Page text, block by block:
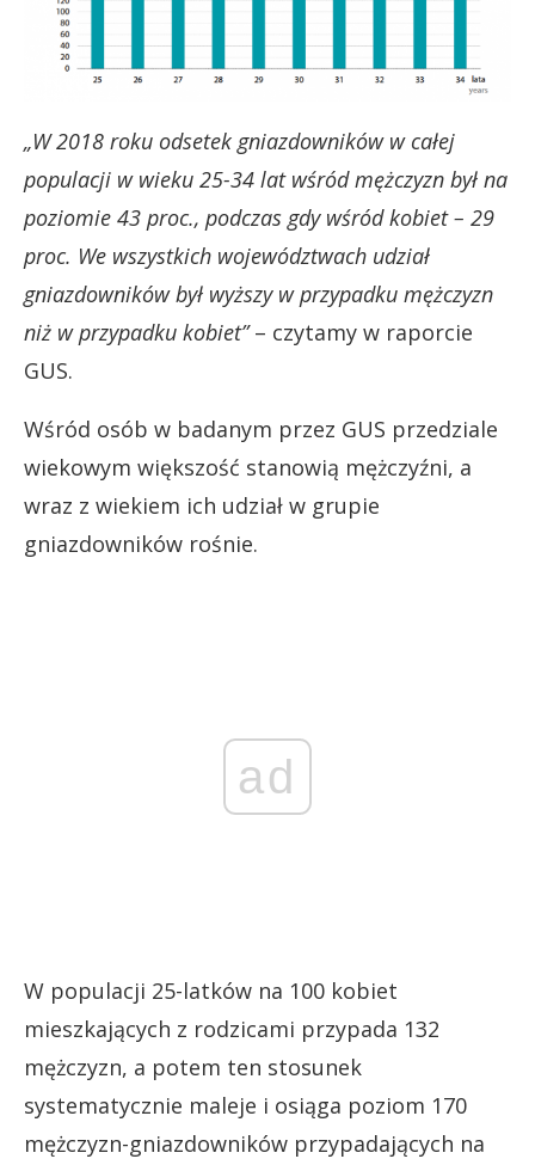
„W 2018 roku odsetek gniazdowników w całej
populacji w wieku 25-34 lat wśród mężczyzn był na
poziomie 43 proc., podczas gdy wśród kobiet – 29
proc. We wszystkich województwach udział
gniazdowników był wyższy w przypadku mężczyzn
niż w przypadku kobiet”– czytamy w raporcie
GUS.
Wśród osób w badanym przez GUS przedziale
wiekowym większość stanowią mężczyźni, a
wraz z wiekiem ich udział w grupie
gniazdowników rośnie.
ad
W populacji 25-latków na 100 kobiet
mieszkających z rodzicami przypada 132
mężczyzn, a potem ten stosunek
systematycznie maleje i osiąga poziom 170
mężczyzn-gniazdowników przypadających na